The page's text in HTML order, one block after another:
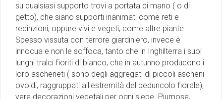
su qualsiasi supporto trovi a portata di mano ( o di
getto), che siano supporti inanimati come reti e
recinzioni, oppure vivi e vegeti, come altre piante.
Spesso vissuta con terrore giardiniero, invece è
innocua e non le soffoca, tanto che in Inghilterra i suoi
lunghi tralci fioriti di bianco, che in autunno producono i
loro ascheneti ( sono degli aggregati di piccoli ascheni
ovoidi, raggruppati all'estremità del peduncolo fiorale),
vere decorazioni vegetali per ogni siepe. Piumose,